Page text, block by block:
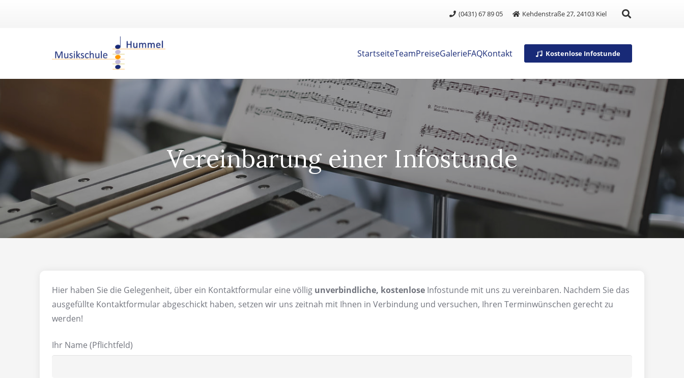
(0431) 67 89 05 Kehdenstraße 27, 24103 Kiel
StartseiteTeamPreiseGalerieFAQKontakt Kostenlose Infostunde
Vereinbarung einer Infostunde
Hier haben Sie die Gelegenheit, über ein Kontaktformular eine völlig unverbindliche, kostenlose Infostunde mit uns zu vereinbaren. Nachdem Sie das
ausgefüllte Kontaktformular abgeschickt haben, setzen wir uns zeitnah mit Ihnen in Verbindung und versuchen, Ihren Terminwünschen gerecht zu
werden!
Ihr Name (Pflichtfeld)